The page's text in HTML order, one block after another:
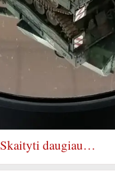
Skaityti daugiau…